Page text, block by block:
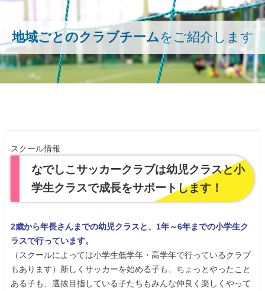
地域ごとのクラブチームをご紹介します
スクール情報
なでしこサッカークラブは幼児クラスと小
学生クラスで成長をサポートします！
2歳から年長さんまでの幼児クラスと、1年～6年までの小学生ク
ラスで行っています。
（スクールによっては小学生低学年・高学年で行っているクラブ
もあります） 新しくサッカーを始める子も、ちょっとやったこと
ある子も、選抜目指している子たちもみんな仲良く楽しくやって